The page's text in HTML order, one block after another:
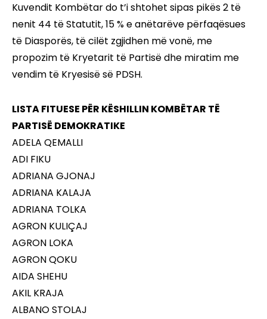
Kuvendit Kombëtar do t’i shtohet sipas pikës 2 të
nenit 44 të Statutit, 15 % e anëtarëve përfaqësues
të Diasporës, të cilët zgjidhen më vonë, me
propozim të Kryetarit të Partisë dhe miratim me
vendim të Kryesisë së PDSH.
LISTA FITUESE PËR KËSHILLIN KOMBËTAR TË
PARTISË DEMOKRATIKE
ADELA QEMALLI
ADI FIKU
ADRIANA GJONAJ
ADRIANA KALAJA
ADRIANA TOLKA
AGRON KULIÇAJ
AGRON LOKA
AGRON QOKU
AIDA SHEHU
AKIL KRAJA
ALBANO STOLAJ